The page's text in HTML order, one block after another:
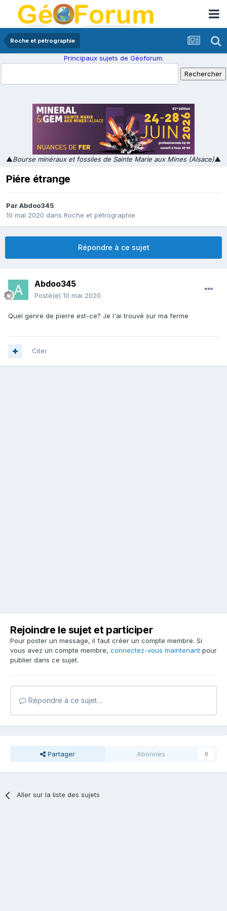
Roche et pétrographie
Principaux sujets de Géoforum.
▲Bourse minéraux et fossiles de Sainte Marie aux Mines (Alsace)▲
Piére étrange
ParAbdoo345
10 mai 2020 dans Roche et pétrographie
Répondre à ce sujet
Abdoo345
Posté(e) 10 mai 2020
Quel genre de pierre est-ce? Je l'ai trouvé sur ma ferme
Citer
Rejoindre le sujet et participer
Pour poster un message, il faut créer un compte membre. Si
vous avez un compte membre, connectez-vous maintenant pour
publier dans ce sujet.
Répondre à ce sujet…
Partager Abonnés 0
Aller sur la liste des sujets